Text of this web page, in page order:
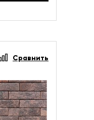
Сравнить